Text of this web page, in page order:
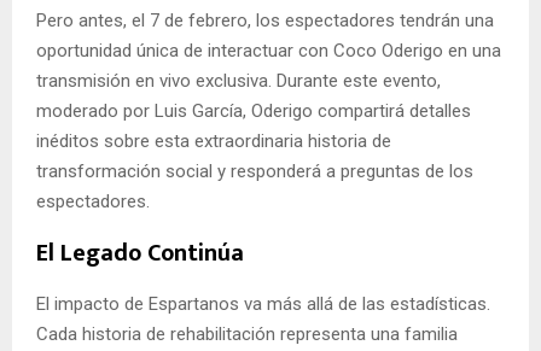
Pero antes, el 7 de febrero, los espectadores tendrán una
oportunidad única de interactuar con Coco Oderigo en una
transmisión en vivo exclusiva. Durante este evento,
moderado por Luis García, Oderigo compartirá detalles
inéditos sobre esta extraordinaria historia de
transformación social y responderá a preguntas de los
espectadores.
El Legado Continúa
El impacto de Espartanos va más allá de las estadísticas.
Cada historia de rehabilitación representa una familia